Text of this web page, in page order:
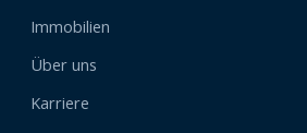
Immobilien
Über uns
Karriere